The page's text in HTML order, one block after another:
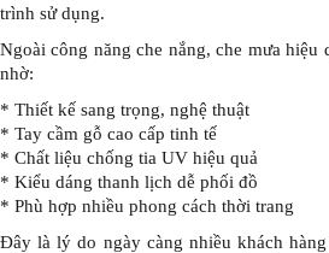
trình sử dụng.
Ngoài công năng che nắng, che mưa hiệu
nhờ:
* Thiết kế sang trọng, nghệ thuật
* Tay cầm gỗ cao cấp tinh tế
* Chất liệu chống tia UV hiệu quả
* Kiểu dáng thanh lịch dễ phối đồ
* Phù hợp nhiều phong cách thời trang
Đây là lý do ngày càng nhiều khách